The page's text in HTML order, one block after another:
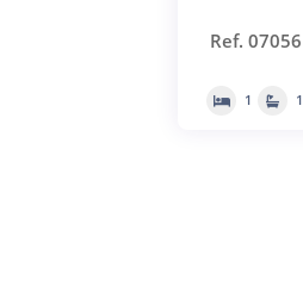
Ref. 07056
1 1